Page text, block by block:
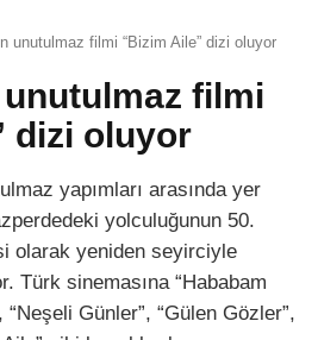
unutulmaz filmi “Bizim Aile” dizi oluyor
unutulmaz filmi
dizi oluyor
yapımları arasında yer
yolculuğunun 50.
olarak yeniden seyirciyle
Türk sinemasına “Hababam
“Neşeli Günler”, “Gülen Gözler”,